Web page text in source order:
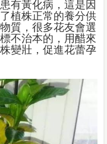
有黃化病，這是因
植株正常的養分供
質，很多花友會選
不治本的，用醋來
變壯，促進花蕾孕